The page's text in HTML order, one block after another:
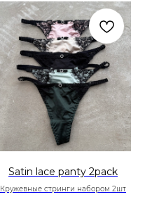
Satin lace panty 2pack
Кружевные стринги набором 2шт